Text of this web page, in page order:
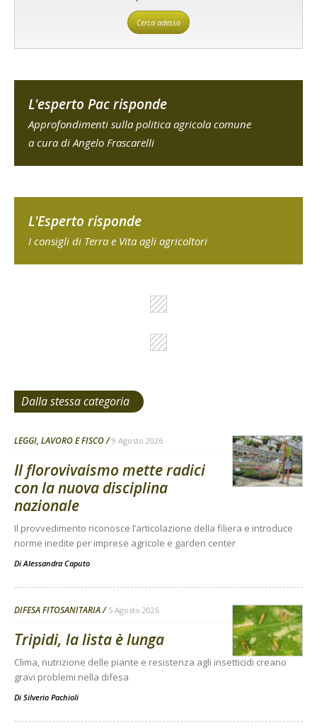
Cerca adesso
L'esperto Pac risponde
Approfondimenti sulla politica agricola comune
a cura di Angelo Frascarelli
L'Esperto risponde
I consigli di Terra e Vita agli agricoltori
Dalla stessa categoria
LEGGI, LAVORO E FISCO 9 Agosto 2026
Il florovivaismo mette radici
con la nuova disciplina
nazionale
Il provvedimento riconosce l’articolazione della filiera e introduce
norme inedite per imprese agricole e garden center
DiAlessandra Caputo
DIFESA FITOSANITARIA 5 Agosto 2026
Tripidi, la lista è lunga
Clima, nutrizione delle piante e resistenza agli insetticidi creano
gravi problemi nella difesa
Di Silverio Pachioli